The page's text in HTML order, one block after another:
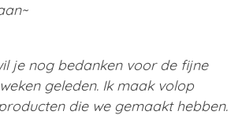
je nog bedanken voor de fijne
geleden. Ik maak volop
die we gemaakt hebben.